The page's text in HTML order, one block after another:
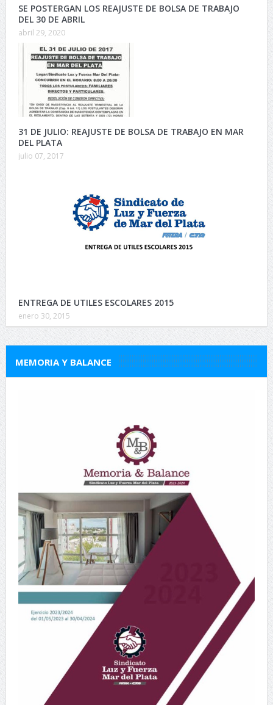
SE POSTERGAN LOS REAJUSTE DE BOLSA DE TRABAJO
DEL 30 DE ABRIL
abril 29, 2020
31 DE JULIO: REAJUSTE DE BOLSA DE TRABAJO EN MAR
DEL PLATA
julio 07, 2017
ENTREGA DE UTILES ESCOLARES 2015
enero 30, 2015
MEMORIA Y BALANCE